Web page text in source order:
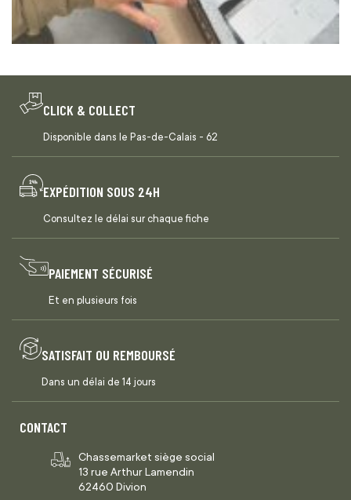
CLICK & COLLECT
Disponible dans le Pas-de-Calais - 62
EXPÉDITION SOUS 24H
Consultez le délai sur chaque fiche
PAIEMENT SÉCURISÉ
Et en plusieurs fois
SATISFAIT OU REMBOURSÉ
Dans un délai de 14 jours
CONTACT
Chassemarket siège social
13 rue Arthur Lamendin
62460 Divion